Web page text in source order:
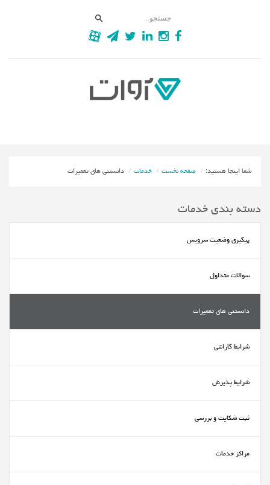
شما اینجا هستید: صفحه نخست خدمات دانستنی های تعمیرات
دسته بندی خدمات
پیگیری وضعیت سرویس
سوالات متداول
دانستنی های تعمیرات
شرایط گارانتی
شرایط پذیرش
ثبت شکایت و بررسی
مراکز خدمات